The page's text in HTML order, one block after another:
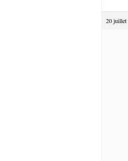
20 juillet